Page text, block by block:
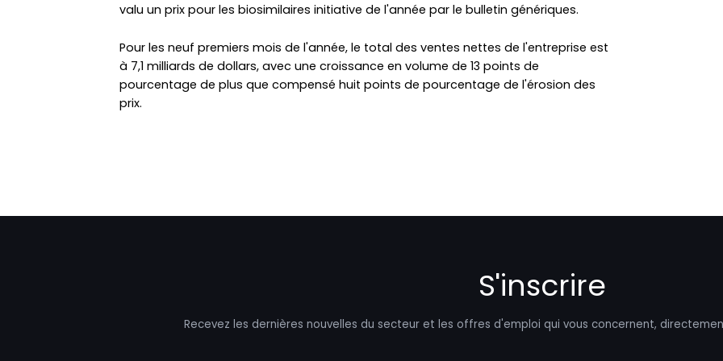
valu un prix pour les biosimilaires initiative de l'année par le bulletin génériques.
Pour les neuf premiers mois de l'année, le total des ventes nettes de l'entreprise est
à 7,1 milliards de dollars, avec une croissance en volume de 13 points de
pourcentage de plus que compensé huit points de pourcentage de l'érosion des
prix.
S'inscrire
Recevez les dernières nouvelles du secteur et les offres d'emploi qui vous concernent,